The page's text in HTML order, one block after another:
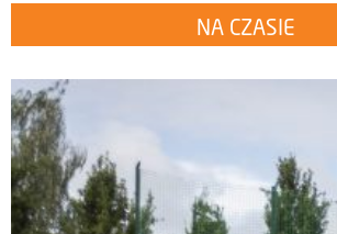
NA CZASIE